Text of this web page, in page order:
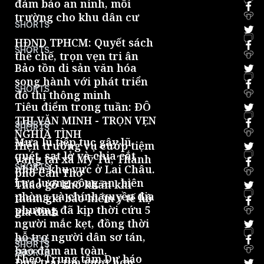
đảm bảo an ninh, môi
trường cho khu dân cư
0
SHORTS
HĐND TPHCM: Quyết sách
thể chế, trọn vẹn tri ân
0
SHORTS
Bảo tồn di sản văn hóa
song hành với phát triển
đô thị thông minh
0
SHORTS
Tiêu điểm trong tuần: ĐÔ
THỊ VĂN MINH - TRỌN VẸN
NGHĨA TÌNH
0
SHORTS
Hiện trường vụ cướp tiệm
vàng tại xã Mỹ Tú, Thành
phố Cần Thơ
0
SHORTS
Tháo gỡ khó khăn khi
tham gia bảo hiểm y tế hộ
gia đình
0
SHORTS
Mưa lũ tiếp tục gây lũ
quét, sạt lở và chia cắt
nhiều khu vực ở Lai Châu.
Lực lượng công an, biên
phòng và chính quyền địa
phương đã kịp thời cứu 5
người mắc kẹt, đồng thời
hỗ trợ người dân sơ tán,
bảo đảm an toàn.
0
SHORTS
SHORTS
Theo Trung tâm Dự báo
SHORTS